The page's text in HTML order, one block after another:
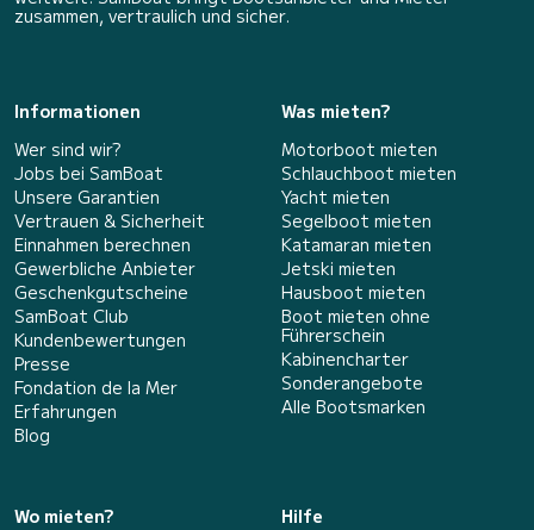
zusammen, vertraulich und sicher.
Informationen
Wer sind wir?
Jobs bei SamBoat
Unsere Garantien
Vertrauen & Sicherheit
Einnahmen berechnen
Gewerbliche Anbieter
Geschenkgutscheine
SamBoat Club
Kundenbewertungen
Presse
Fondation de la Mer
Erfahrungen
Blog
Was mieten?
Motorboot mieten
Schlauchboot mieten
Yacht mieten
Segelboot mieten
Katamaran mieten
Jetski mieten
Hausboot mieten
Boot mieten ohne
Führerschein
Kabinencharter
Sonderangebote
Alle Bootsmarken
Wo mieten?
Hilfe